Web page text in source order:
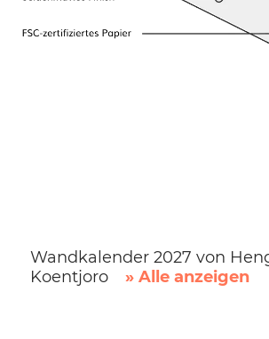
Wandkalender 2027 von
Koentjoro
» Alle anzeigen